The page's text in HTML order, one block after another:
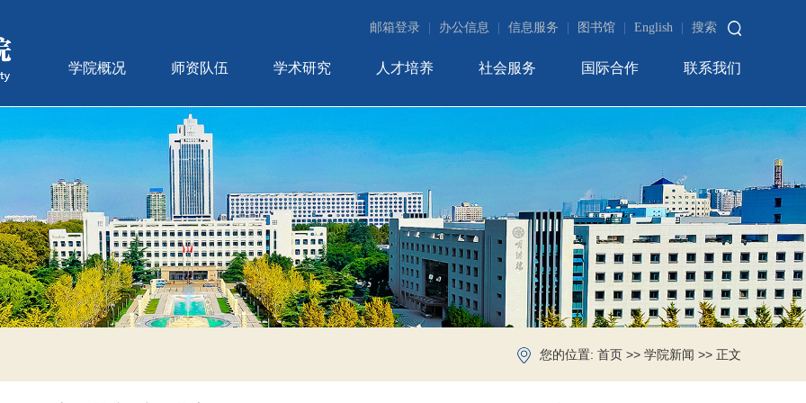
邮箱登录 办公信息 信息服务 图书馆 English 搜索
学院概况 师资队伍 学术研究 人才培养 社会服务 国际合作 联系我们
您的位置: 首页 >> 学院新闻 >> 正文